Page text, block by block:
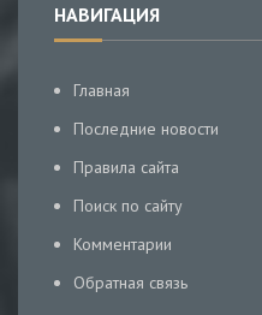
НАВИГАЦИЯ
Главная
Последние новости
Правила сайта
Поиск по сайту
Комментарии
Обратная связь